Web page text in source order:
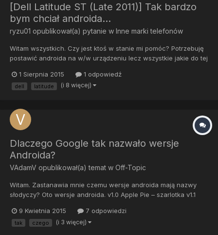
[Dell Latitude ST (Late 2011)] Tak bardzo
bym chciał androida...
ryzu01 opublikował(a) pytanie w Inne marki telefonów
Witam wszystkich. Czy jest ktoś w stanie mi pomóc? Potrzebuję
postawić androida na w/w urządzeniu lecz wszystkie jakie do tej
wykrywają ekranu dotykowego, wifi ani dźwięku. Właśiwie to nie
wiem czy cokolwiek wykrywają :/ Czy ktoś ogarnięty...
1 Sierpnia 2015 1 odpowiedź
dell latitude (i 8 więcej)
Dlaczego Google tak nazwało wersje
Androida?
VAdamV opublikował(a) temat w Off-Topic
Witam. Zastanawia mnie czemu wersje androida mają nazwy
słodyczy? Oto wersje androida. v1.0 Apple Pie – szarlotka v1.1
Donut – pączek v2.0 Eclair – eklerka v2.2- 2.2.3 Froyo (ang.
frozen yogurt) – mrożony jogurt v2.3 – 2.3.7 Gingerbread...
9 Kwietnia 2015 7 odpowiedzi
tak czego (i 3 więcej)